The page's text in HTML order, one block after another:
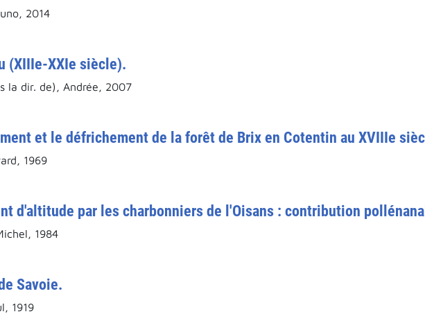
2014
(XIIIe-XXIe siècle).
la dir. de), Andrée, 2007
et le défrichement de la forêt de Brix en Cotentin au XVIIIe
1969
d'altitude par les charbonniers de l'Oisans : contribution
1984
Savoie.
1919